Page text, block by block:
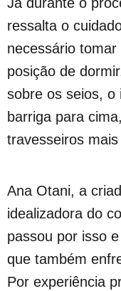
ressalta o
necessário
posição de
sobre os seios, o
barriga para
travesseiros mais
Ana Otani, a
idealizadora do
passou por isso
que também
Por experiência